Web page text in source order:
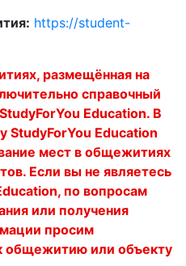
https://student-
размещённая на
справочный
Education. В
StudyForYou Education
мест в общежитиях
Если вы не являетесь
по вопросам
или получения
просим
общежитию или объекту